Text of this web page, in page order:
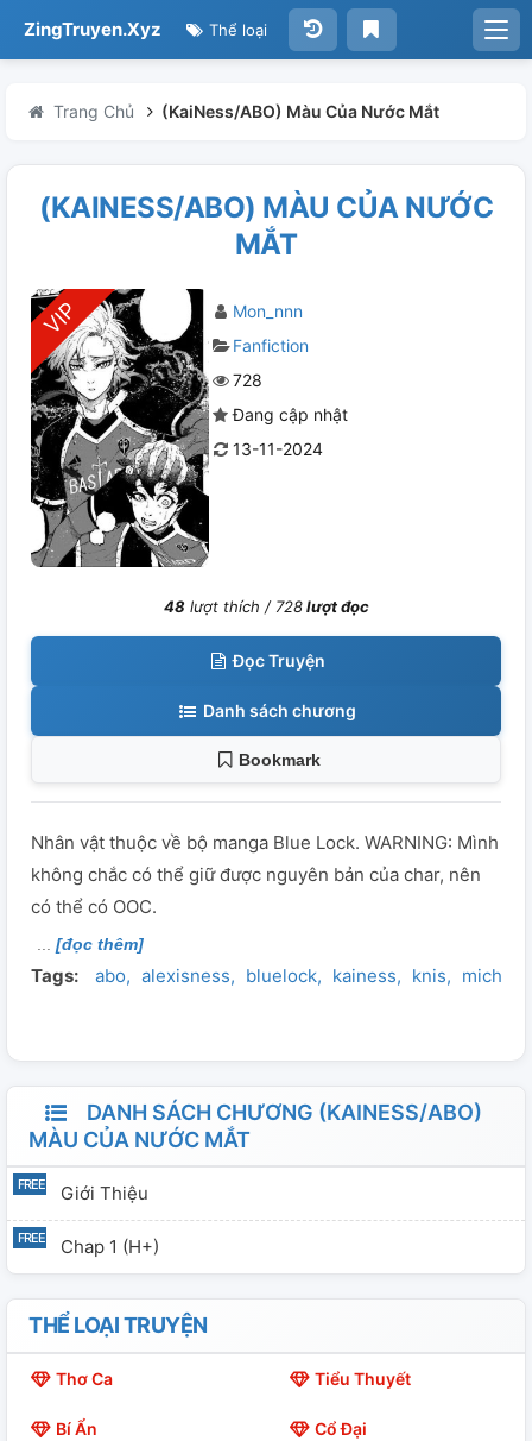
ZingTruyen.Xyz Thể loại
Trang Chủ (KaiNess/ABO) Màu Của Nước Mắt
(KAINESS/ABO) MÀU CỦA NƯỚC
MẮT
Mon_nnn
Fanfiction
728
Đang cập nhật
13-11-2024
48lượt thích / 728lượt đọc
Đọc Truyện
Danh sách chương
Bookmark
Nhân vật thuộc về bộ manga Blue Lock. WARNING: Mình
không chắc có thể giữ được nguyên bản của char, nên
có thể có OOC.
[đọc thêm]
Tags: abo alexisness bluelock kainess knis
DANH SÁCH CHƯƠNG (KAINESS/ABO)
MÀU CỦA NƯỚC MẮT
Giới Thiệu
Chap 1 (H+)
THỂ LOẠI TRUYỆN
Thơ Ca Tiểu Thuyết
Bí Ẩn Cổ Đại